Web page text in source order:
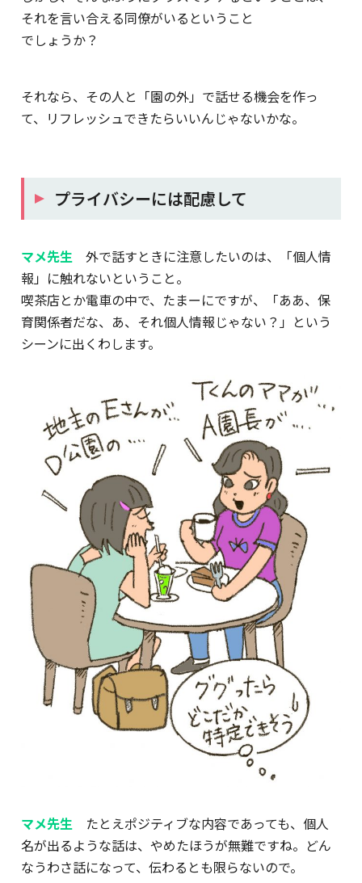
それを言い合える同僚がいるということ
でしょうか？
それなら、その人と「園の外」で話せる機会を作っ
て、リフレッシュできたらいいんじゃないかな。
プライバシーには配慮して
マメ先生 外で話すときに注意したいのは、「個人情
報」に触れないということ。
喫茶店とか電車の中で、たまーにですが、「ああ、保
育関係者だな、あ、それ個人情報じゃない？」という
シーンに出くわします。
マメ先生 たとえポジティブな内容であっても、個人
名が出るような話は、やめたほうが無難ですね。どん
なうわさ話になって、伝わるとも限らないので。